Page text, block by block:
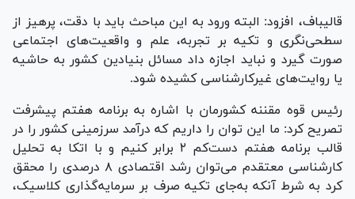
قالیباف، افزود: البته ورود به این مباحث باید با دقت، پرهیز از
سطحی‌نگری و تکیه بر تجربه، علم و واقعیت‌های اجتماعی
صورت گیرد و نباید اجازه داد مسائل بنیادین کشور به حاشیه
یا روایت‌های غیرکارشناسی کشیده شود.
رئیس قوه مقننه کشورمان با اشاره به برنامه هفتم پیشرفت
تصریح کرد: ما این توان را داریم که درآمد سرزمینی کشور را در
قالب برنامه هفتم دست‌کم ۲ برابر کنیم و با اتکا به تحلیل
کارشناسی معتقدم می‌توان رشد اقتصادی ۸ درصدی را محقق
کرد به شرط آنکه به‌جای تکیه صرف بر سرمایه‌گذاری کلاسیک،